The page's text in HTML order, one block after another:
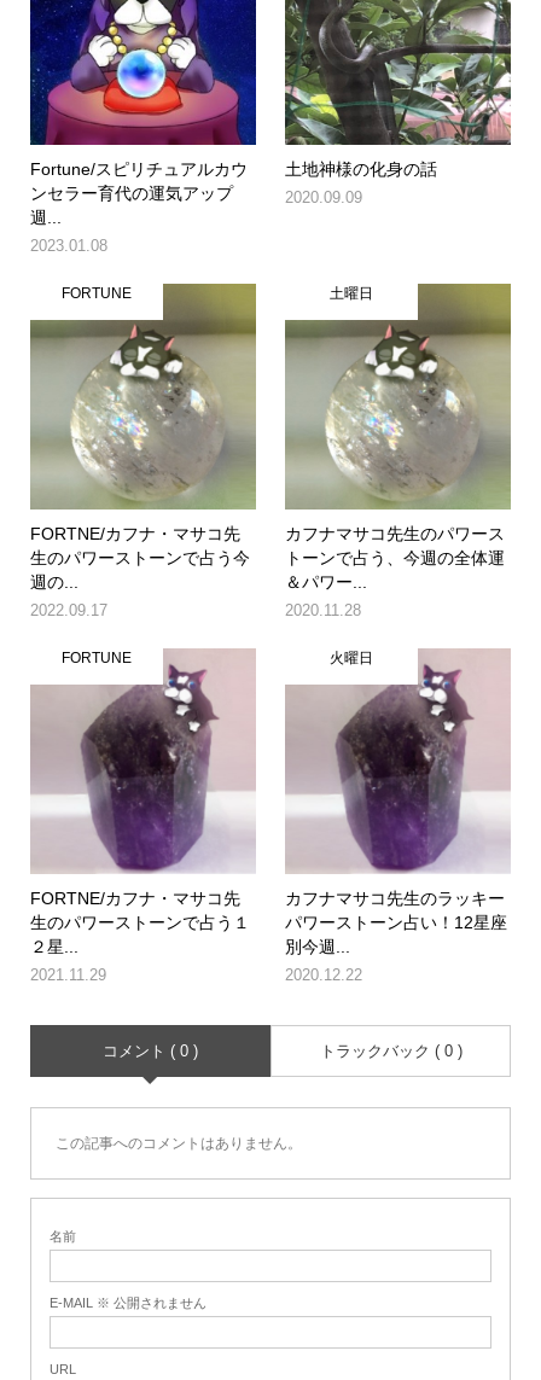
Fortune/スピリチュアルカウ
ンセラー育代の運気アップ
週...
2023.01.08
土地神様の化身の話
2020.09.09
FORTUNE
FORTNE/カフナ・マサコ先
生のパワーストーンで占う今
週の...
2022.09.17
土曜日
カフナマサコ先生のパワース
トーンで占う、今週の全体運
＆パワー...
2020.11.28
FORTUNE
FORTNE/カフナ・マサコ先
生のパワーストーンで占う１
２星...
2021.11.29
火曜日
カフナマサコ先生のラッキー
パワーストーン占い！12星座
別今週...
2020.12.22
コメント ( 0 ) トラックバック ( 0 )
この記事へのコメントはありません。
名前
E-MAIL ※ 公開されません
URL